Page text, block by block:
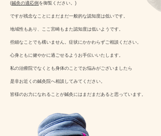
(鍼灸の適応例 を御覧ください。)
ですが残念なことにまだまだ一般的な認知度は低いです。
地域性もあり、ここ宮崎もまた認知度は低いようです。
些細なことでも構いません。症状にかかわらずご相談ください。
心身ともに健やかに過ごせるようお手伝いいたします。
私の治療院でなくとも身体のことでお悩みがございましたら
是非お近くの鍼灸院へ相談してみてください。
皆様のお力になれることが鍼灸にはまだまだあると思っています。